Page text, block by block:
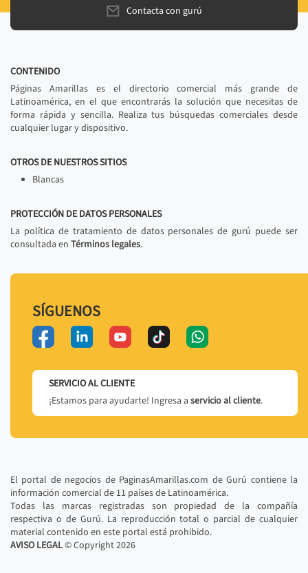
Contacta con gurú
CONTENIDO
Páginas Amarillas es el directorio comercial más grande de
Latinoamérica, en el que encontrarás la solución que necesitas de
forma rápida y sencilla. Realiza tus búsquedas comerciales desde
cualquier lugar y dispositivo.
OTROS DE NUESTROS SITIOS
Blancas
PROTECCIÓN DE DATOS PERSONALES
La política de tratamiento de datos personales de gurú puede ser
consultada en Términos legales.
SÍGUENOS
SERVICIO AL CLIENTE
¡Estamos para ayudarte! Ingresa a servicio al cliente.
El portal de negocios de PaginasAmarillas.com de Gurú contiene la
información comercial de 11 países de Latinoamérica.
Todas las marcas registradas son propiedad de la compañía
respectiva o de Gurú. La reproducción total o parcial de cualquier
material contenido en este portal está prohibido.
AVISO LEGAL© Copyright2026